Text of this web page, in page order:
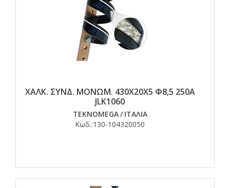
ΧΑΛΚ. ΣΥΝΔ. ΜΟΝΩΜ. 430Χ20Χ5 Φ8,5 250Α
JLK1060
TEKNOMEGA/ ΙΤΑΛΙΑ
Κωδ.:130-104320050